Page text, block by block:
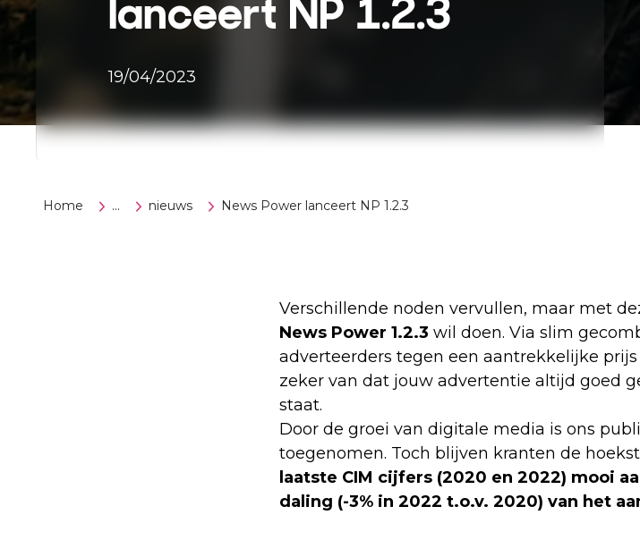
lanceert NP 1.2.3
19/04/2023
Home ... nieuws News Power lanceert NP 1.2.3
Verschillende noden vervullen, maar met
News Power 1.2.3 wil doen. Via slim
adverteerders tegen een aantrekkelijke
zeker van dat jouw advertentie altijd goed
staat.
Door de groei van digitale media is ons
toegenomen. Toch blijven kranten de
laatste CIM cijfers (2020 en 2022) mooi
daling (-3% in 2022 t.o.v. 2020) van het